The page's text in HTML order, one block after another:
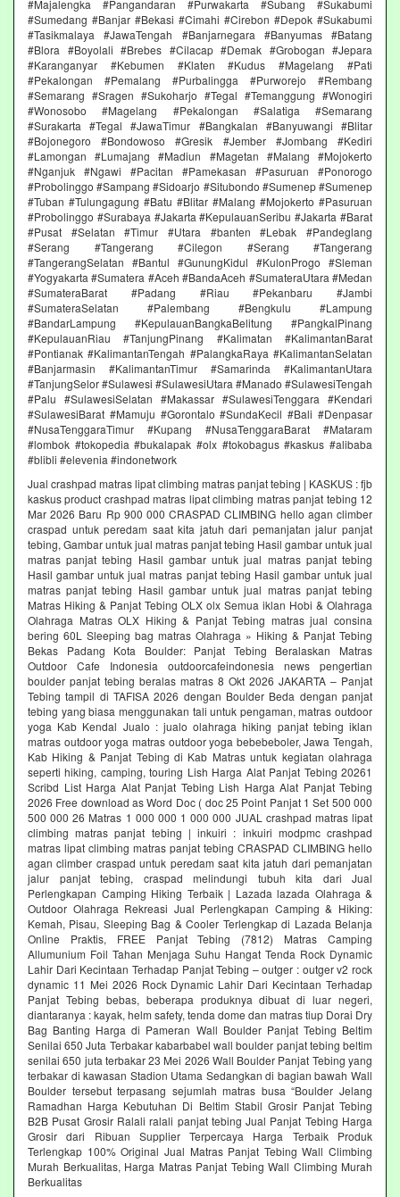
#Majalengka #Pangandaran #Purwakarta #Subang #Sukabumi
#Sumedang #Banjar #Bekasi #Cimahi #Cirebon #Depok #Sukabumi
#Tasikmalaya #JawaTengah #Banjarnegara #Banyumas #Batang
#Blora #Boyolali #Brebes #Cilacap #Demak #Grobogan #Jepara
#Karanganyar #Kebumen #Klaten #Kudus #Magelang #Pati
#Pekalongan #Pemalang #Purbalingga #Purworejo #Rembang
#Semarang #Sragen #Sukoharjo #Tegal #Temanggung #Wonogiri
#Wonosobo #Magelang #Pekalongan #Salatiga #Semarang
#Surakarta #Tegal #JawaTimur #Bangkalan #Banyuwangi #Blitar
#Bojonegoro #Bondowoso #Gresik #Jember #Jombang #Kediri
#Lamongan #Lumajang #Madiun #Magetan #Malang #Mojokerto
#Nganjuk #Ngawi #Pacitan #Pamekasan #Pasuruan #Ponorogo
#Probolinggo #Sampang #Sidoarjo #Situbondo #Sumenep #Sumenep
#Tuban #Tulungagung #Batu #Blitar #Malang #Mojokerto #Pasuruan
#Probolinggo #Surabaya #Jakarta #KepulauanSeribu #Jakarta #Barat
#Pusat #Selatan #Timur #Utara #banten #Lebak #Pandeglang
#Serang #Tangerang #Cilegon #Serang #Tangerang
#TangerangSelatan #Bantul #GunungKidul #KulonProgo #Sleman
#Yogyakarta #Sumatera #Aceh #BandaAceh #SumateraUtara #Medan
#SumateraBarat #Padang #Riau #Pekanbaru #Jambi
#SumateraSelatan #Palembang #Bengkulu #Lampung
#BandarLampung #KepulauanBangkaBelitung #PangkalPinang
#KepulauanRiau #TanjungPinang #Kalimatan #KalimantanBarat
#Pontianak #KalimantanTengah #PalangkaRaya #KalimantanSelatan
#Banjarmasin #KalimantanTimur #Samarinda #KalimantanUtara
#TanjungSelor #Sulawesi #SulawesiUtara #Manado #SulawesiTengah
#Palu #SulawesiSelatan #Makassar #SulawesiTenggara #Kendari
#SulawesiBarat #Mamuju #Gorontalo #SundaKecil #Bali #Denpasar
#NusaTenggaraTimur #Kupang #NusaTenggaraBarat #Mataram
#lombok #tokopedia #bukalapak #olx #tokobagus #kaskus #alibaba
#blibli #elevenia #indonetwork
Jual crashpad matras lipat climbing matras panjat tebing | KASKUS : fjb
kaskus product crashpad matras lipat climbing matras panjat tebing 12
Mar 2026 Baru Rp 900 000 CRASPAD CLIMBING hello agan climber
craspad untuk peredam saat kita jatuh dari pemanjatan jalur panjat
tebing, Gambar untuk jual matras panjat tebing Hasil gambar untuk jual
matras panjat tebing Hasil gambar untuk jual matras panjat tebing
Hasil gambar untuk jual matras panjat tebing Hasil gambar untuk jual
matras panjat tebing Hasil gambar untuk jual matras panjat tebing
Matras Hiking & Panjat Tebing OLX olx Semua iklan Hobi & Olahraga
Olahraga Matras OLX Hiking & Panjat Tebing matras jual consina
bering 60L Sleeping bag matras Olahraga » Hiking & Panjat Tebing
Bekas Padang Kota Boulder: Panjat Tebing Beralaskan Matras
Outdoor Cafe Indonesia outdoorcafeindonesia news pengertian
boulder panjat tebing beralas matras 8 Okt 2026 JAKARTA – Panjat
Tebing tampil di TAFISA 2026 dengan Boulder Beda dengan panjat
tebing yang biasa menggunakan tali untuk pengaman, matras outdoor
yoga Kab Kendal Jualo : jualo olahraga hiking panjat tebing iklan
matras outdoor yoga matras outdoor yoga bebebeboler, Jawa Tengah,
Kab Hiking & Panjat Tebing di Kab Matras untuk kegiatan olahraga
seperti hiking, camping, touring Lish Harga Alat Panjat Tebing 20261
Scribd List Harga Alat Panjat Tebing Lish Harga Alat Panjat Tebing
2026 Free download as Word Doc ( doc 25 Point Panjat 1 Set 500 000
500 000 26 Matras 1 000 000 1 000 000 JUAL crashpad matras lipat
climbing matras panjat tebing | inkuiri : inkuiri modpmc crashpad
matras lipat climbing matras panjat tebing CRASPAD CLIMBING hello
agan climber craspad untuk peredam saat kita jatuh dari pemanjatan
jalur panjat tebing, craspad melindungi tubuh kita dari Jual
Perlengkapan Camping Hiking Terbaik | Lazada lazada Olahraga &
Outdoor Olahraga Rekreasi Jual Perlengkapan Camping & Hiking:
Kemah, Pisau, Sleeping Bag & Cooler Terlengkap di Lazada Belanja
Online Praktis, FREE Panjat Tebing (7812) Matras Camping
Allumunium Foil Tahan Menjaga Suhu Hangat Tenda Rock Dynamic
Lahir Dari Kecintaan Terhadap Panjat Tebing – outger : outger v2 rock
dynamic 11 Mei 2026 Rock Dynamic Lahir Dari Kecintaan Terhadap
Panjat Tebing bebas, beberapa produknya dibuat di luar negeri,
diantaranya : kayak, helm safety, tenda dome dan matras tiup Dorai Dry
Bag Banting Harga di Pameran Wall Boulder Panjat Tebing Beltim
Senilai 650 Juta Terbakar kabarbabel wall boulder panjat tebing beltim
senilai 650 juta terbakar 23 Mei 2026 Wall Boulder Panjat Tebing yang
terbakar di kawasan Stadion Utama Sedangkan di bagian bawah Wall
Boulder tersebut terpasang sejumlah matras busa “Boulder Jelang
Ramadhan Harga Kebutuhan Di Beltim Stabil Grosir Panjat Tebing
B2B Pusat Grosir Ralali‎ ralali panjat tebing‎ Jual Panjat Tebing Harga
Grosir dari Ribuan Supplier Terpercaya Harga Terbaik Produk
Terlengkap 100% Original Jual Matras Panjat Tebing Wall Climbing
Murah Berkualitas, Harga Matras Panjat Tebing Wall Climbing Murah
Berkualitas